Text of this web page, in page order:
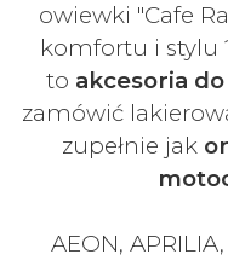
owiewki "Cafe
komfortu i stylu
to akcesoria
zamówić
zupełnie jak
AEON,